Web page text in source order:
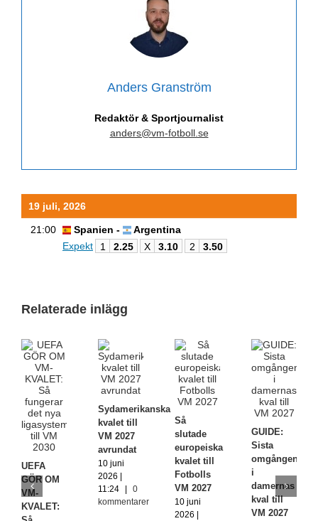
Anders Granström
Redaktör & Sportjournalist
anders@vm-fotboll.se
19 juli, 2026
21:00 Spanien -
Argentina
Expekt
1 2.25 X 3.10 2 3.50
Relaterade inlägg
UEFA
GÖR OM
VM-
KVALET:
Sydamerikanska
kvalet till
VM 2027
avrundat
10 juni
2026 |
11:24
0
kommentarer
Så
slutade
europeiska
kvalet till
Fotbolls
VM 2027
10 juni
2026 |
GUIDE:
Sista
omgången
i
damernas
kval till
VM 2027